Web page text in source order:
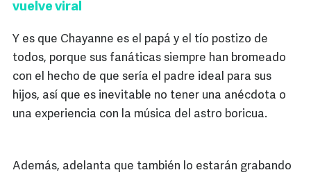
vuelve viral
Y es que Chayanne es el papá y el tío postizo de
todos, porque sus fanáticas siempre han bromeado
con el hecho de que sería el padre ideal para sus
hijos, así que es inevitable no tener una anécdota o
una experiencia con la música del astro boricua.
Además, adelanta que también lo estarán grabando